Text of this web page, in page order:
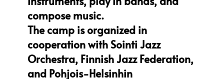
compose music.
The camp is organized in
cooperation with Sointi Jazz
Orchestra, Finnish Jazz Federation,
and Pohjois-Helsinhin